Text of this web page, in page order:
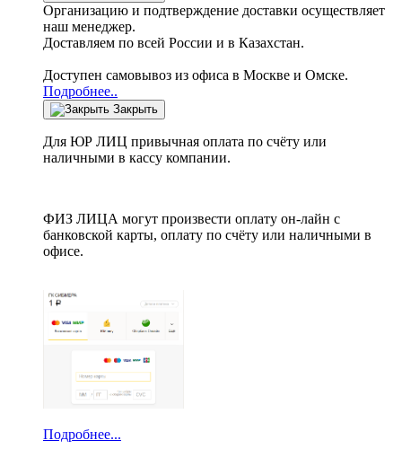
Организацию и подтверждение доставки осуществляет
наш менеджер.
Доставляем по всей России и в Казахстан.
Доступен самовывоз из офиса в Москве и Омске.
Подробнее..
Закрыть
Для ЮР ЛИЦ привычная оплата по счёту или
наличными в кассу компании.
ФИЗ ЛИЦА могут произвести оплату он-лайн с
банковской карты, оплату по счёту или наличными в
офисе.
Подробнее...